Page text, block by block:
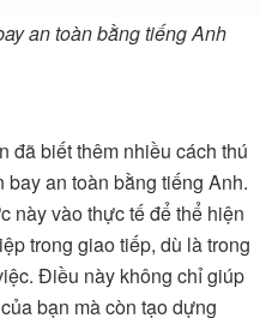
an toàn bằng tiếng Anh
đã biết thêm nhiều cách thú
an toàn bằng tiếng Anh.
này vào thực tế để thể hiện
trong giao tiếp, dù là trong
Điều này không chỉ giúp
bạn mà còn tạo dựng